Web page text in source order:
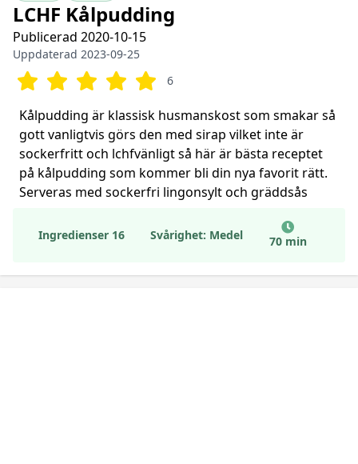
LCHF Kålpudding
Publicerad 2020-10-15
Uppdaterad 2023-09-25
6
Kålpudding är klassisk husmanskost som smakar så
gott vanligtvis görs den med sirap vilket inte är
sockerfritt och lchfvänligt så här är bästa receptet
på kålpudding som kommer bli din nya favorit rätt.
Serveras med sockerfri lingonsylt och gräddsås
Ingredienser 16 Svårighet: Medel 70 min